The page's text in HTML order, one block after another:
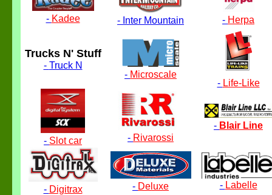
- Kadee - Inter Mountain - Herpa
Trucks N' Stuff
- Truck N
- Microscale
- Life-Like
- Slot car - Rivarossi
- Blair Line
- Digitrax - Deluxe - Labelle